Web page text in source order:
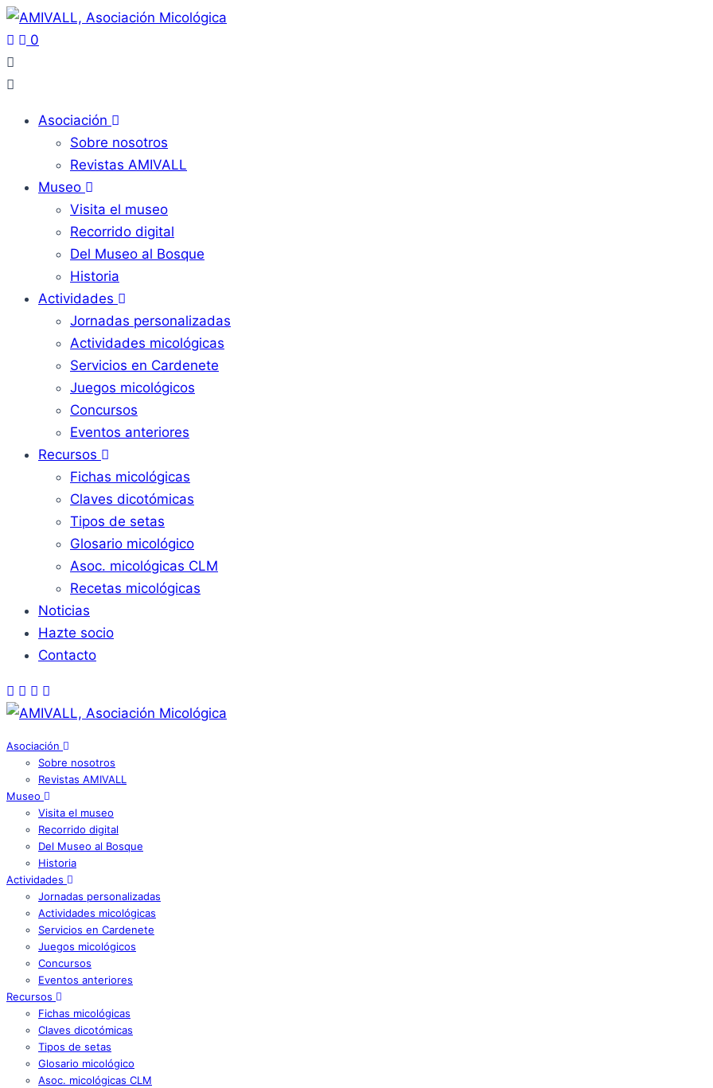
0
Asociación
Sobre nosotros
Revistas AMIVALL
Museo
Visita el museo
Recorrido digital
Del Museo al Bosque
Historia
Actividades
Jornadas personalizadas
Actividades micológicas
Servicios en Cardenete
Juegos micológicos
Concursos
Eventos anteriores
Recursos
Fichas micológicas
Claves dicotómicas
Tipos de setas
Glosario micológico
Asoc. micológicas CLM
Recetas micológicas
Noticias
Hazte socio
Contacto
Asociación
Sobre nosotros
Revistas AMIVALL
Museo
Visita el museo
Recorrido digital
Del Museo al Bosque
Historia
Actividades
Jornadas personalizadas
Actividades micológicas
Servicios en Cardenete
Juegos micológicos
Concursos
Eventos anteriores
Recursos
Fichas micológicas
Claves dicotómicas
Tipos de setas
Glosario micológico
Asoc. micológicas CLM